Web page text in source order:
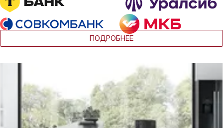
ПОДРОБНЕЕ